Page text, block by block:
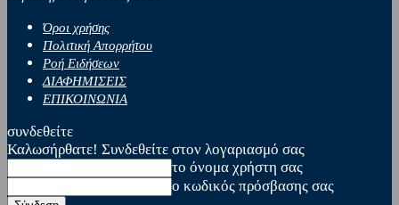
Όροι χρήσης
Πολιτική Απορρήτου
Ροή Ειδήσεων
ΔΙΑΦΗΜΙΣΕΙΣ
ΕΠΙΚΟΙΝΩΝΙΑ
συνδεθείτε
Καλωσήρθατε! Συνδεθείτε στον λογαριασμό σας
το όνομα χρήστη σας
ο κωδικός πρόσβασης σας